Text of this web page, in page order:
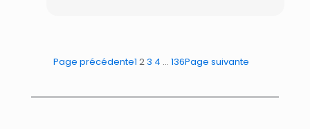
Page précédente1 23 4 … 136Page suivante